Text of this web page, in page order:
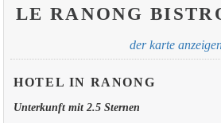
LE RANONG
der karte
HOTEL IN RANONG
Unterkunft mit 2.5 Sternen